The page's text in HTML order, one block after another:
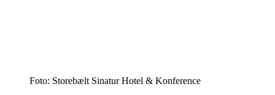
Foto: Storebælt Sinatur Hotel & Konference